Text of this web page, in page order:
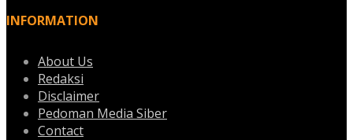
INFORMATION
About Us
Redaksi
Disclaimer
Pedoman Media Siber
Contact